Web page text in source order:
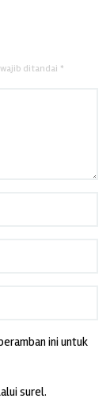
ditandai *
ini untuk
surel.